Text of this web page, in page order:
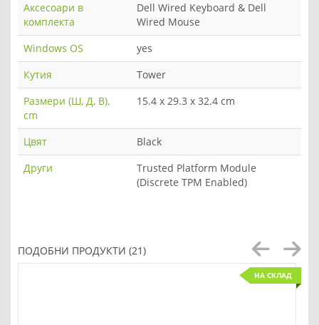
Аксесоари в
комплекта
Dell Wired Keyboard & Dell
Wired Mouse
Windows OS
yes
Кутия
Tower
Размери (Ш, Д, В),
cm
15.4 x 29.3 x 32.4 cm
Цвят
Black
Други
Trusted Platform Module
(Discrete TPM Enabled)
ПОДОБНИ ПРОДУКТИ (21)
НА СКЛАД